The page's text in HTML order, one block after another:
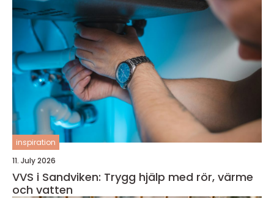
inspiration
11. July 2026
VVS i Sandviken: Trygg hjälp med rör, värme
och vatten